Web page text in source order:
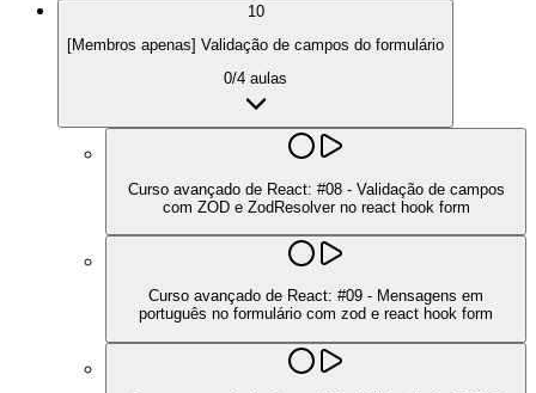
10
[Membros apenas] Validação de campos do formulário
0/4 aulas
Curso avançado de React: #08 - Validação de campos
com ZOD e ZodResolver no react hook form
Curso avançado de React: #09 - Mensagens em
português no formulário com zod e react hook form